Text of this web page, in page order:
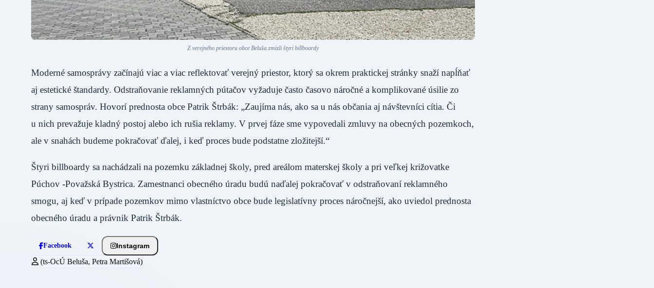
Z verejného priestoru obce Beluša zmizli štyri billboardy
Moderné samosprávy začínajú viac a viac reflektovať verejný priestor, ktorý sa okrem praktickej stránky snaží napĺňať
aj estetické štandardy. Odstraňovanie reklamných pútačov vyžaduje často časovo náročné a komplikované úsilie zo
strany samospráv. Hovorí prednosta obce Patrik Štrbák: „Zaujíma nás, ako sa u nás občania aj návštevníci cítia. Či
u nich prevažuje kladný postoj alebo ich rušia reklamy. V prvej fáze sme vypovedali zmluvy na obecných pozemkoch,
ale v snahách budeme pokračovať ďalej, i keď proces bude podstatne zložitejší.“
Štyri billboardy sa nachádzali na pozemku základnej školy, pred areálom materskej školy a pri veľkej križovatke
Púchov -Považská Bystrica. Zamestnanci obecného úradu budú naďalej pokračovať v odstraňovaní reklamného
smogu, aj keď v prípade pozemkov mimo vlastníctvo obce bude legislatívny proces náročnejší, ako uviedol prednosta
obecného úradu a právnik Patrik Štrbák.
Facebook Instagram
(ts-OcÚ Beluša, Petra Martišová)